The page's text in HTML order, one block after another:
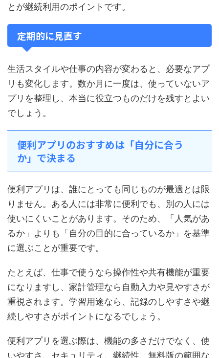
とが継続利用のポイントです。
定期的に見直す
生活スタイルや仕事の内容が変わると、必要なアプ
リも変化します。数か月に一度は、使っていないア
プリを整理し、本当に役立つものだけを残すとよい
でしょう。
便利アプリのおすすめは「自分に合う
か」で決まる
便利アプリは、誰にとっても同じものが最適とは限
りません。ある人には非常に便利でも、別の人には
使いにくいことがあります。そのため、「人気があ
るか」よりも「自分の目的に合っているか」を基準
に選ぶことが重要です。
たとえば、仕事で使うなら操作性や共有機能が重要
になりますし、家計管理なら自動入力や見やすさが
重視されます。学習用途なら、記録のしやすさや継
続しやすさがポイントになるでしょう。
便利アプリを選ぶ際は、機能の多さだけでなく、使
いやすさ、セキュリティ、継続性、無料版の範囲な